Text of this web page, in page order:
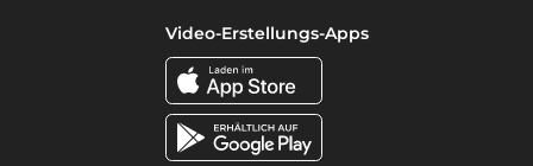
Video-Erstellungs-Apps